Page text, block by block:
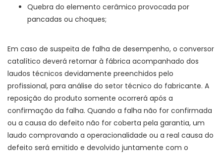
Quebra do elemento cerâmico provocada por
pancadas ou choques;
Em caso de suspeita de falha de desempenho, o conversor
catalítico deverá retornar à fábrica acompanhado dos
laudos técnicos devidamente preenchidos pelo
profissional, para análise do setor técnico do fabricante. A
reposição do produto somente ocorrerá após a
confirmação da falha. Quando a falha não for confirmada
ou a causa do defeito não for coberta pela garantia, um
laudo comprovando a operacionalidade ou a real causa do
defeito será emitido e devolvido juntamente com o